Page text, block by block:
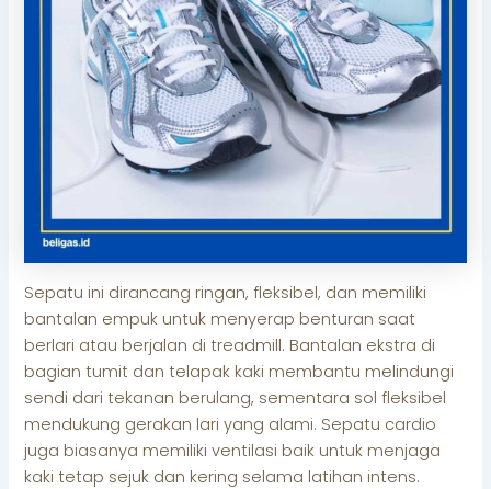
Sepatu ini dirancang ringan, fleksibel, dan memiliki
bantalan empuk untuk menyerap benturan saat
berlari atau berjalan di treadmill. Bantalan ekstra di
bagian tumit dan telapak kaki membantu melindungi
sendi dari tekanan berulang, sementara sol fleksibel
mendukung gerakan lari yang alami. Sepatu cardio
juga biasanya memiliki ventilasi baik untuk menjaga
kaki tetap sejuk dan kering selama latihan intens.